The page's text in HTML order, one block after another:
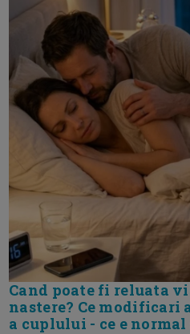
Cand poate fi reluata
nastere? Ce
a cuplului - ce e normal